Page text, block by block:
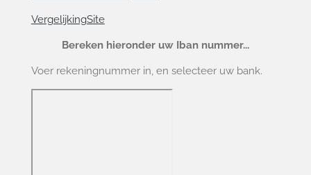
VergelijkingSite
Bereken hieronder uw Iban nummer...
Voer rekeningnummer in, en selecteer uw bank.